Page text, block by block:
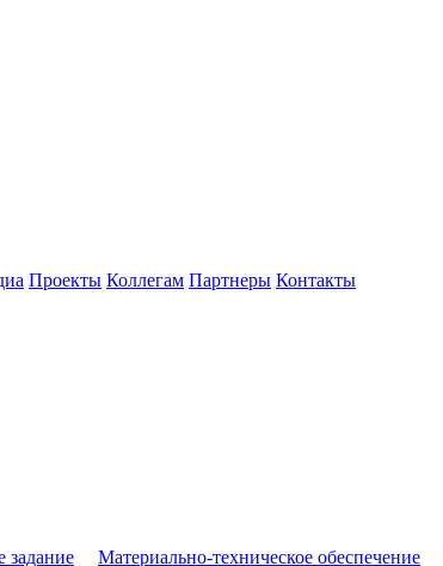
Проекты Коллегам Партнеры Контакты
задание Материально-техническое обеспечение